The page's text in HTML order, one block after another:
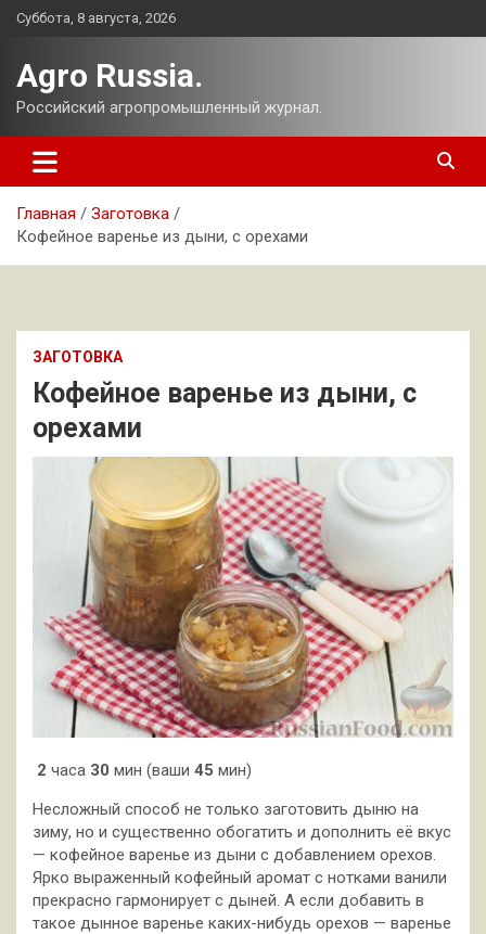
Перейти
Суббота, 8 августа, 2026
Agro Russia.
Российский агропромышленный журнал.
Главная
Заготовка
Кофейное варенье из дыни, с орехами
ЗАГОТОВКА
Кофейное варенье из дыни, с
орехами
2 часа 30 мин (ваши 45 мин)
Несложный способ не только заготовить дыню на
зиму, но и существенно обогатить и дополнить её вкус
— кофейное варенье из дыни с добавлением орехов.
Ярко выраженный кофейный аромат с нотками ванили
прекрасно гармонирует с дыней. А если добавить в
такое дынное варенье каких-нибудь орехов — варенье